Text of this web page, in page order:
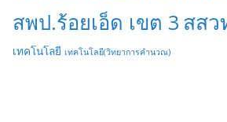
สพป.ร้อยเอ็ด เขต 3 สสว
เทคโนโลยี เทคโนโลยี(วิทยาการคำนวณ)